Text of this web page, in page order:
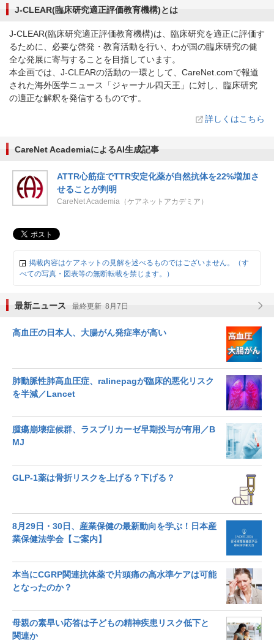
J-CLEAR(臨床研究適正評価教育機構)とは
J-CLEAR(臨床研究適正評価教育機構)は、臨床研究を適正に評価す
るために、必要な啓発・教育活動を行い、わが国の臨床研究の健
全な発展に寄与することを目指しています。
本企画では、J-CLEARの活動の一環として、CareNet.comで報道
された海外医学ニュース「ジャーナル四天王」に対し、臨床研究
の適正な解釈を発信するものです。
詳しくはこちら
CareNet AcademiaによるAI生成記事
ATTR心筋症でTTR安定化薬が自然抗体を22%増加さ
せることが判明
CareNet Academia（ケアネットアカデミア）
掲載内容はケアネットの見解を述べるものではございません。（す
べての写真・図表等の無断転載を禁じます。）
最新ニュース 最終更新 8月7日
高血圧の日本人、大腸がん発症率が高い
肺動脈性肺高血圧症、ralinepagが臨床的悪化リスク
を半減／Lancet
腫瘍崩壊症候群、ラスブリカーゼ早期投与が有用／B
MJ
GLP-1薬は骨折リスクを上げる？下げる？
8月29日・30日、産業保健の最新動向を学ぶ！日本産
業保健法学会【ご案内】
本当にCGRP関連抗体薬で片頭痛の高水準ケアは可能
となったのか？
母親の素早い応答は子どもの精神疾患リスク低下と
関連か